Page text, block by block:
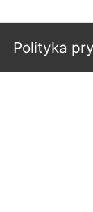
Polityka